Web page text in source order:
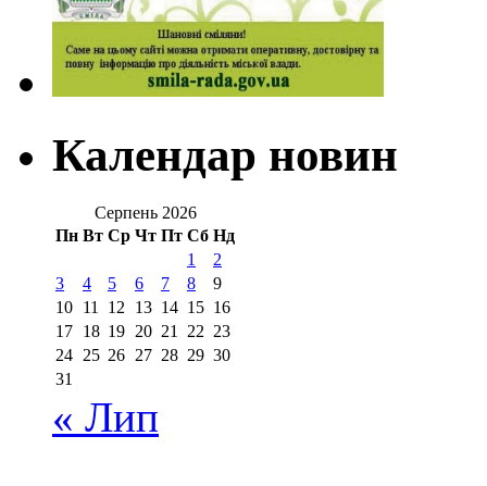
Календар новин
Серпень 2026
Пн Вт Ср Чт Пт Сб Нд
1
2
3
4 5 6 7 8
9
10 11 12 13 14 15 16
17 18 19 20 21 22 23
24 25 26 27 28 29 30
31
« Лип